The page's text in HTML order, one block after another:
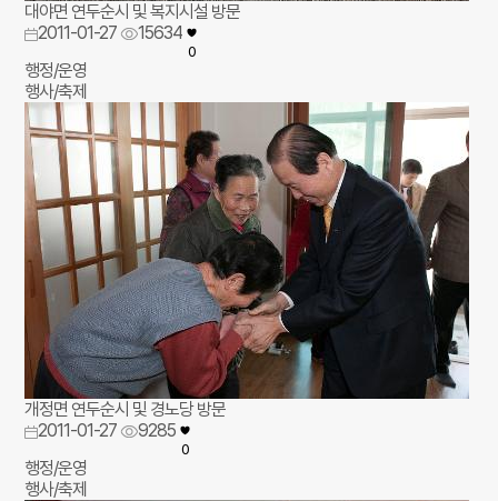
대야면 연두순시 및 복지시설 방문
2011-01-27
15634
0
행정/운영
행사/축제
개정면 연두순시 및 경노당 방문
2011-01-27
9285
0
행정/운영
행사/축제